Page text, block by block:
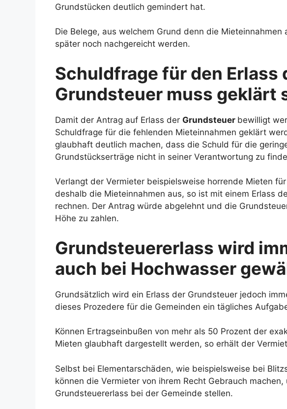
Grundstücken deutlich gemindert hat.
Die Belege, aus welchem Grund denn die
später noch nachgereicht werden.
Schuldfrage für den Erlass
Grundsteuer muss geklärt
Damit der Antrag auf Erlass der Grundsteuer bewilligt
Schuldfrage für die fehlenden Mieteinnahmen geklärt
glaubhaft deutlich machen, dass die Schuld für die
Grundstückserträge nicht in seiner Verantwortung zu
Verlangt der Vermieter beispielsweise horrende Mieten
deshalb die Mieteinnahmen aus, so ist mit einem Erlass
rechnen. Der Antrag würde abgelehnt und die
Höhe zu zahlen.
Grundsteuererlass wird
auch bei Hochwasser
Grundsätzlich wird ein Erlass der Grundsteuer jedoch
dieses Prozedere für die Gemeinden ein tägliches
Können Ertragseinbußen von mehr als 50 Prozent der
Mieten glaubhaft dargestellt werden, so erhält der
Selbst bei Elementarschäden, wie beispielsweise bei
können die Vermieter von ihrem Recht Gebrauch
Grundsteuererlass bei der Gemeinde stellen.